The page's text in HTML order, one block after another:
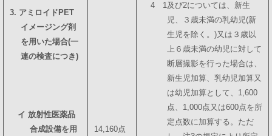
4 1及び2については、新生
児、３歳未満の乳幼児(新
生児を除く。)又は３歳以
上６歳未満の幼児に対して
断層撮影を行った場合は、
新生児加算、乳幼児加算又
は幼児加算として、1,600
点、1,000点又は600点を所
定点数に加算する。ただ
3. アミロイドPET
イメージング剤
を用いた場合(一
連の検査につき)
イ 放射性医薬品
合成設備を用
14,160点